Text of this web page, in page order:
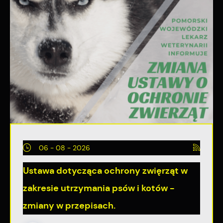
06 - 08 - 2026
Ustawa dotycząca ochrony zwięrząt w
zakresie utrzymania psów i kotów -
zmiany w przepisach.